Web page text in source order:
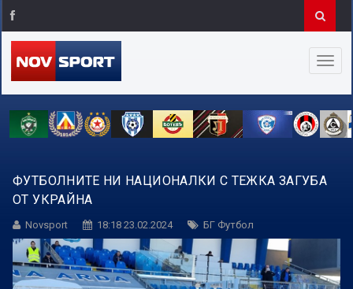
ФУТБОЛНИТЕ НИ НАЦИОНАЛКИ С ТЕЖКА ЗАГУБА
ОТ УКРАЙНА
Novsport 18:18 23.02.2024 БГ Футбол